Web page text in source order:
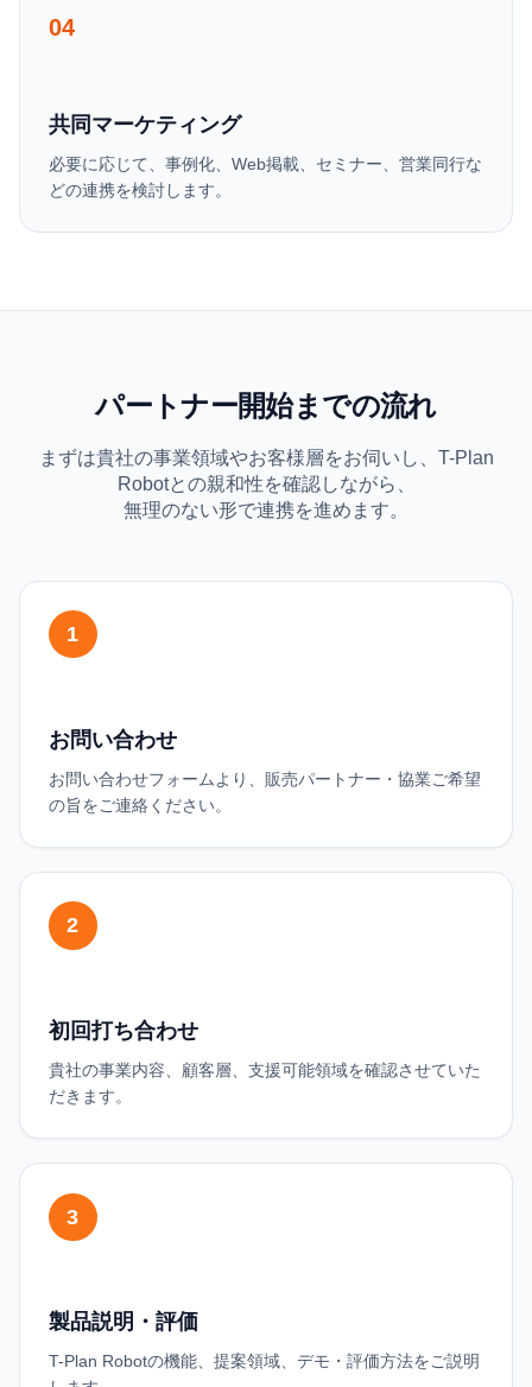
04
共同マーケティング
必要に応じて、事例化、Web掲載、セミナー、営業同行な
どの連携を検討します。
パートナー開始までの流れ
まずは貴社の事業領域やお客様層をお伺いし、T-Plan
Robotとの親和性を確認しながら、
無理のない形で連携を進めます。
1
お問い合わせ
お問い合わせフォームより、販売パートナー・協業ご希望
の旨をご連絡ください。
2
初回打ち合わせ
貴社の事業内容、顧客層、支援可能領域を確認させていた
だきます。
3
製品説明・評価
T-Plan Robotの機能、提案領域、デモ・評価方法をご説明